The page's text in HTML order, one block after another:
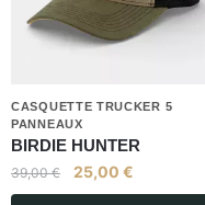
CASQUETTE TRUCKER 5
PANNEAUX
BIRDIE HUNTER
39,00€ 25,00 €